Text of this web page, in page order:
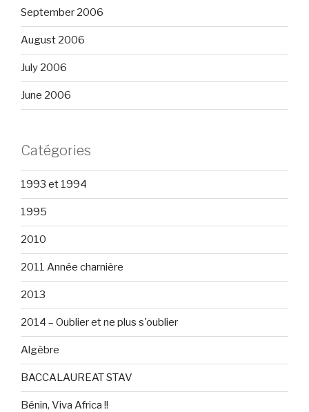
September 2006
August 2006
July 2006
June 2006
Catégories
1993 et 1994
1995
2010
2011 Année charnière
2013
2014 – Oublier et ne plus s'oublier
Algèbre
BACCALAUREAT STAV
Bénin, Viva Africa !!